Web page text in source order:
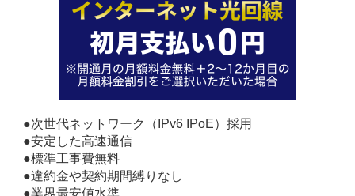
●次世代ネットワーク（IPv6 IPoE）採用
●安定した高速通信
●標準工事費無料
●違約金や契約期間縛りなし
●業界最安値水準